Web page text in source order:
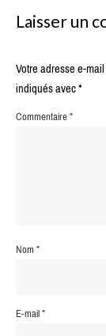
Laisser un
Votre adresse e-
indiqués avec*
Commentaire*
Nom*
E-mail*